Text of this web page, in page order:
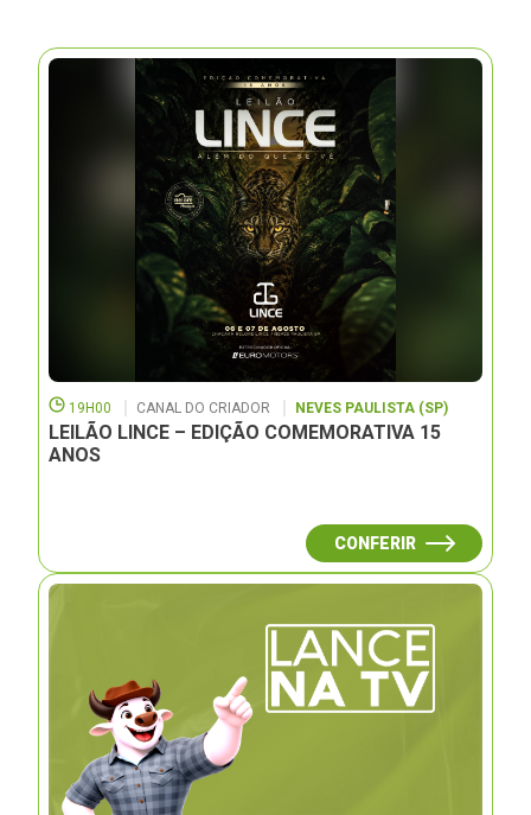
19H00 CANAL DO CRIADOR NEVES PAULISTA (SP)
LEILÃO LINCE – EDIÇÃO COMEMORATIVA 15
ANOS
CONFERIR